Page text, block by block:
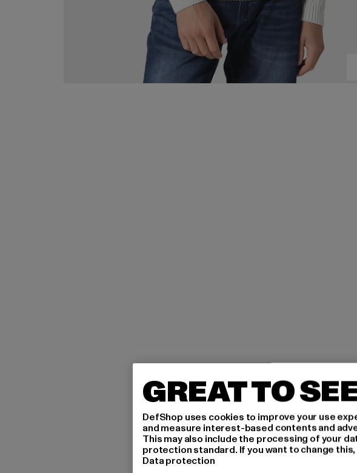
GREAT TO
DefShop uses cookies to improve your use
and measure interest-based contents and
This may also include the processing of your
protection standard. If you want to change
Data protection